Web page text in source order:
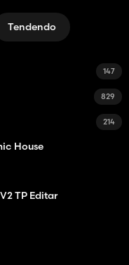
Tendendo
147
829
214
House
TP Editar